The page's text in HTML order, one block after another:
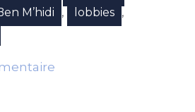
M’hidi , lobbies ,